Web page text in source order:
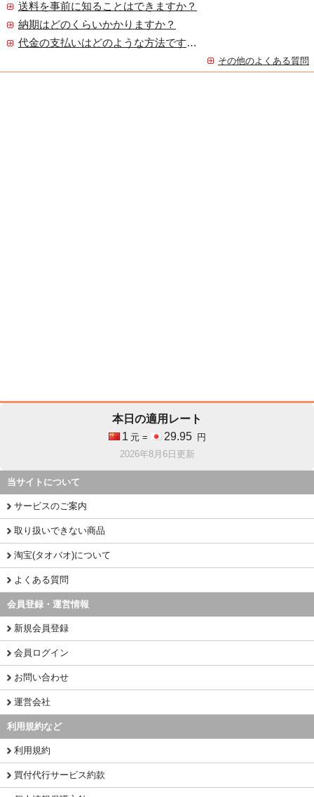
送料を事前に知ることはできますか？
納期はどのくらいかかりますか？
代金の支払いはどのような方法ですか？
その他のよくある質問
本日の適用レート
1 元 = 29.95
円
2026年8月6日更新
当サイトについて
サービスのご案内
取り扱いできない商品
淘宝(タオバオ)について
よくある質問
会員登録・運営情報
新規会員登録
会員ログイン
お問い合わせ
運営会社
利用規約など
利用規約
買付代行サービス約款